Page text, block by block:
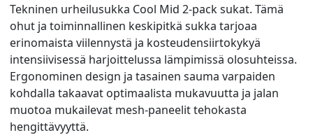
Tekninen urheilusukka Cool Mid 2-pack sukat. Tämä
ohut ja toiminnallinen keskipitkä sukka tarjoaa
erinomaista viilennystä ja kosteudensiirtokykyä
intensiivisessä harjoittelussa lämpimissä olosuhteissa.
Ergonominen design ja tasainen sauma varpaiden
kohdalla takaavat optimaalista mukavuutta ja jalan
muotoa mukailevat mesh-paneelit tehokasta
hengittävyyttä.